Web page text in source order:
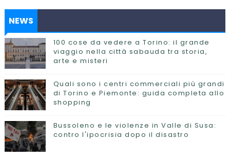
NEWS
100 cose da vedere a Torino: il grande
viaggio nella città sabauda tra storia,
arte e misteri
Quali sono i centri commerciali più grandi
di Torino e Piemonte: guida completa allo
shopping
Bussoleno e le violenze in Valle di Susa:
contro l'ipocrisia dopo il disastro